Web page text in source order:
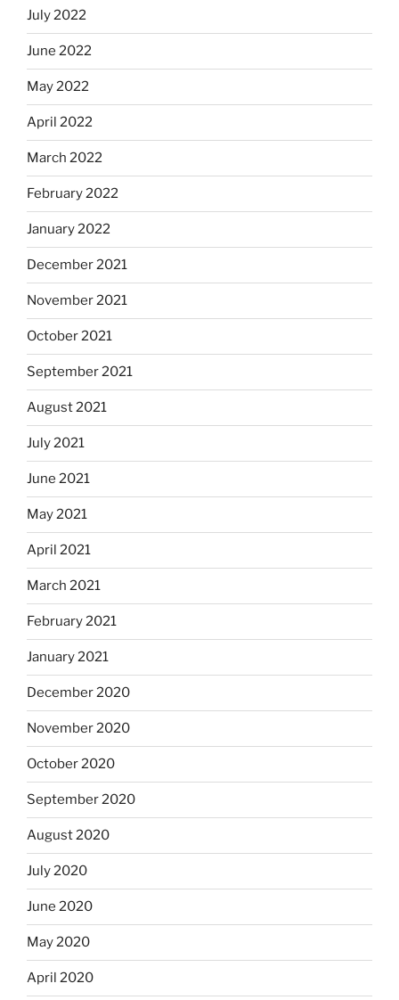
July 2022
June 2022
May 2022
April 2022
March 2022
February 2022
January 2022
December 2021
November 2021
October 2021
September 2021
August 2021
July 2021
June 2021
May 2021
April 2021
March 2021
February 2021
January 2021
December 2020
November 2020
October 2020
September 2020
August 2020
July 2020
June 2020
May 2020
April 2020